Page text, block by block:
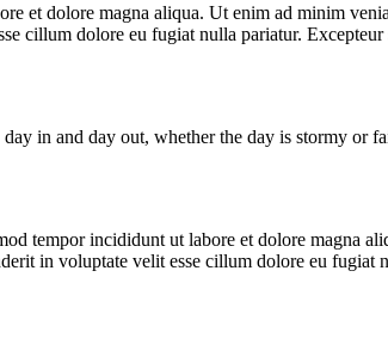
et dolore magna aliqua. Ut enim ad minim
cillum dolore eu fugiat nulla pariatur.
in and day out, whether the day is stormy or
tempor incididunt ut labore et dolore magna
in voluptate velit esse cillum dolore eu